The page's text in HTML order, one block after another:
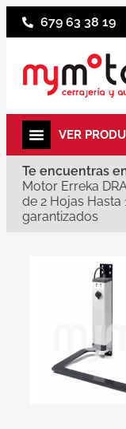
679 63 38 19
Te encuentras
Motor Erreka
de 2 Hojas Hasta
garantizados